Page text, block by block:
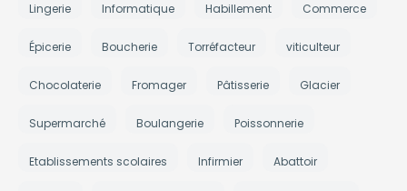
Lingerie Informatique Habillement Commerce
Épicerie Boucherie Torréfacteur viticulteur
Chocolaterie Fromager Pâtisserie Glacier
Supermarché Boulangerie Poissonnerie
Etablissements scolaires Infirmier Abattoir